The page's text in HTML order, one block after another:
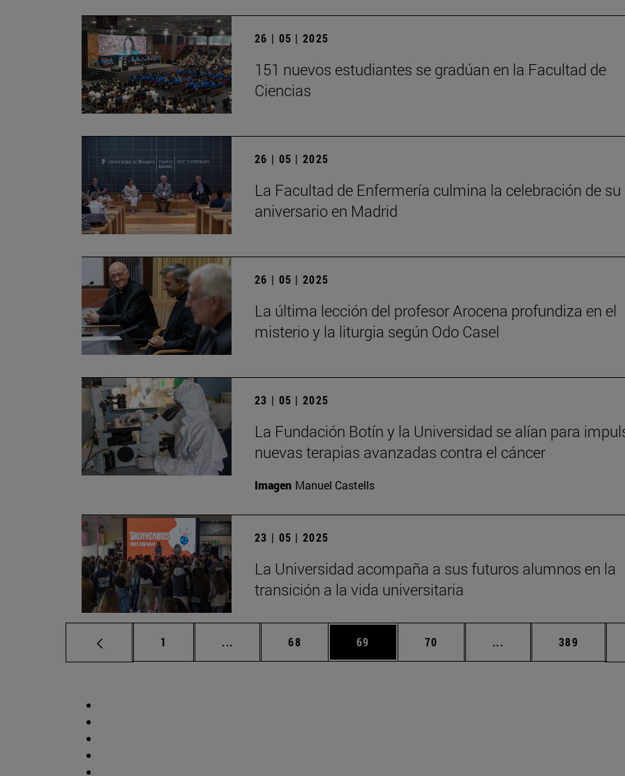
26 | 05 | 2025
151 nuevos estudiantes se gradúan en la Facultad de
Ciencias
26 | 05 | 2025
La Facultad de Enfermería culmina la celebración de su
aniversario en Madrid
26 | 05 | 2025
La última lección del profesor Arocena profundiza en el
misterio y la liturgia según Odo Casel
23 | 05 | 2025
La Fundación Botín y la Universidad se alían para
nuevas terapias avanzadas contra el cáncer
Imagen Manuel Castells
23 | 05 | 2025
La Universidad acompaña a sus futuros alumnos en la
transición a la vida universitaria
Página
1 ... Páginas intermedias Use TAB para desplazarse.
Página
68 Página
69 Página
70 ... Páginas intermedias
Página
389